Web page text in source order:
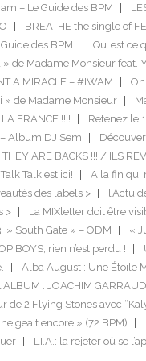
– Le Guide des BPM
BREATHE the single of
des BPM. Qu’ est ce
» de Madame Monsieur feat.
A MIRACLE – #IWAM
» de Madame Monsieur
FRANCE !!!!
Retenez le
Album DJ Sem
THEY ARE BACKS !!! / ILS
Talk Talk est ici! A la fin qui
des labels > l’Actu
> La MIXletter doit être
» South Gate » – ODM «
BOYS, rien n’est perdu !
Alba August : Une Étoile
ALBUM : JOACHIM
de 2 Flying Stones avec
encore » (72 BPM)
L’I.A.: la rejeter où se